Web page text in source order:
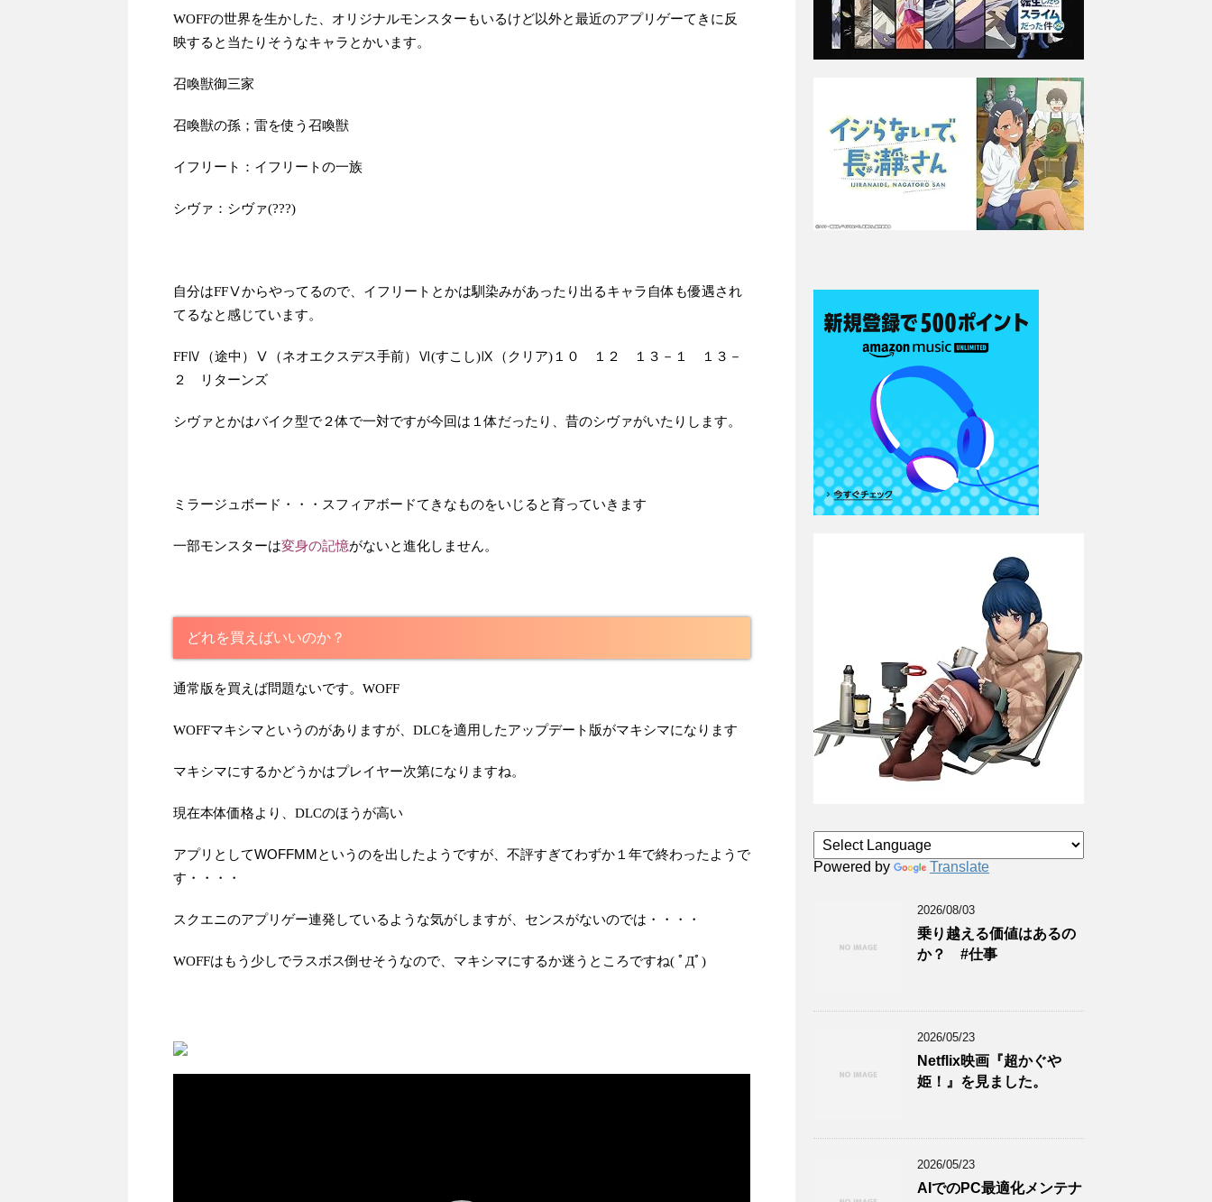
WOFFの世界を生かした、オリジナルモンスターもいるけど以外と最近のアプリゲーてきに反
映すると当たりそうなキャラとかいます。
召喚獣御三家
召喚獣の孫；雷を使う召喚獣
イフリート：イフリートの一族
シヴァ：シヴァ(???)
自分はFFⅤからやってるので、イフリートとかは馴染みがあったり出るキャラ自体も優遇され
てるなと感じています。
FFⅣ（途中）Ⅴ（ネオエクスデス手前）Ⅵ(すこし)Ⅸ（クリア)１０ １２ １３－１ １３－
２ リターンズ
シヴァとかはバイク型で２体で一対ですが今回は１体だったり、昔のシヴァがいたりします。
ミラージュボード・・・スフィアボードてきなものをいじると育っていきます
一部モンスターは変身の記憶がないと進化しません。
どれを買えばいいのか？
通常版を買えば問題ないです。WOFF
WOFFマキシマというのがありますが、DLCを適用したアップデート版がマキシマになります
マキシマにするかどうかはプレイヤー次第になりますね。
現在本体価格より、DLCのほうが高い
アプリとしてWOFFMMというのを出したようですが、不評すぎてわずか１年で終わったようで
す・・・・
スクエニのアプリゲー連発しているような気がしますが、センスがないのでは・・・・
WOFFはもう少しでラスボス倒せそうなので、マキシマにするか迷うところですね( ﾟДﾟ)
Powered by Translate
2026/08/03
乗り越える価値はあるの
か？ #仕事
2026/05/23
Netflix映画『超かぐや
姫！』を見ました。
2026/05/23
AIでのPC最適化メンテナ